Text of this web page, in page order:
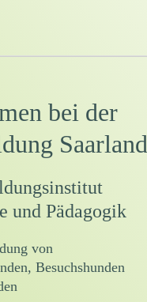
bei der
Saarland
und Pädagogik
von
Besuchshunden